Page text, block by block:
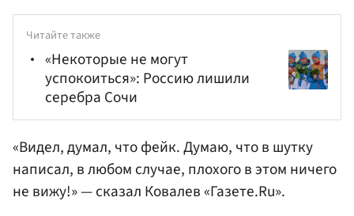
Читайте также
«Некоторые не могут
успокоиться»: Россию лишили
серебра Сочи
«Видел, думал, что фейк. Думаю, что в шутку
написал, в любом случае, плохого в этом ничего
не вижу!» — сказал Ковалев «Газете.Ru».